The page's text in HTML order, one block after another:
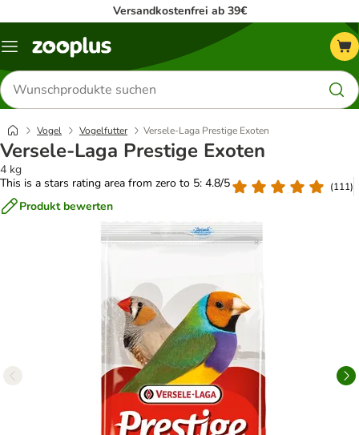
Versandkostenfrei ab 39€
Menü
Produkte
suchen
Vogel Vogelfutter Versele-Laga Prestige Exoten
Versele-Laga Prestige Exoten
4 kg
This is a stars rating area from zero to 5: 4.8/5
(111)
Produkt bewerten